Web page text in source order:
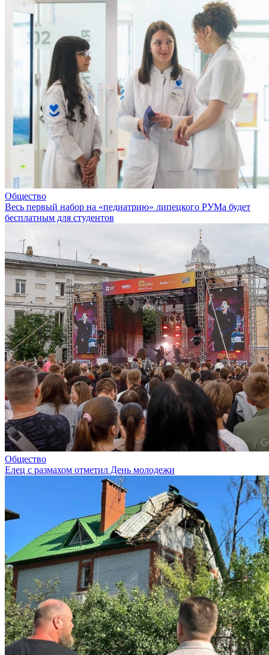
Общество
Весь первый набор на «педиатрию» липецкого РУМа будет
бесплатным для студентов
Общество
Елец с размахом отметил День молодежи